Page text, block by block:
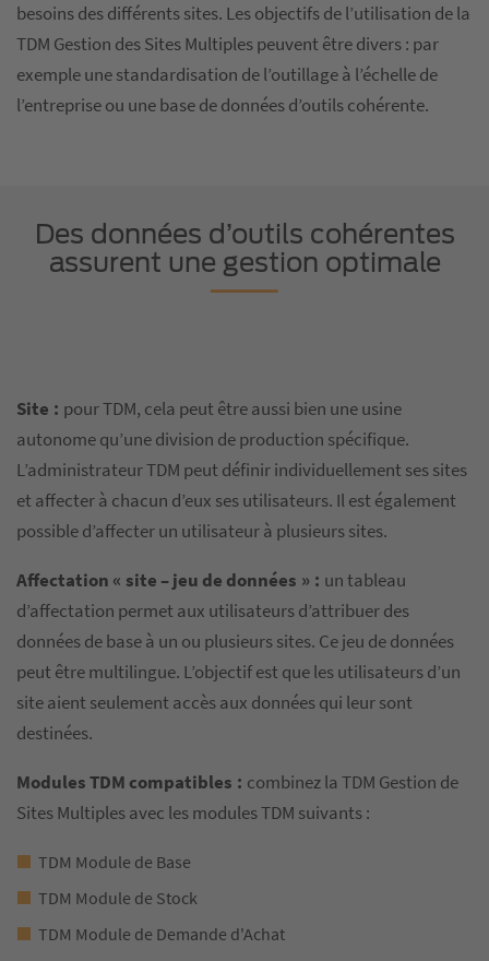
besoins des différents sites. Les objectifs de l’utilisation de la
TDM Gestion des Sites Multiples peuvent être divers : par
exemple une standardisation de l’outillage à l’échelle de
l’entreprise ou une base de données d’outils cohérente.
Des données d’outils cohérentes
assurent une gestion optimale
Site : pour TDM, cela peut être aussi bien une usine
autonome qu’une division de production spécifique.
L’administrateur TDM peut définir individuellement ses sites
et affecter à chacun d’eux ses utilisateurs. Il est également
possible d’affecter un utilisateur à plusieurs sites.
Affectation « site – jeu de données » : un tableau
d’affectation permet aux utilisateurs d’attribuer des
données de base à un ou plusieurs sites. Ce jeu de données
peut être multilingue. L’objectif est que les utilisateurs d’un
site aient seulement accès aux données qui leur sont
destinées.
Modules TDM compatibles : combinez la TDM Gestion de
Sites Multiples avec les modules TDM suivants :
TDM Module de Base
TDM Module de Stock
TDM Module de Demande d'Achat